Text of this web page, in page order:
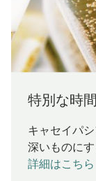
特別な時間
キャセイパ
深いものに
詳細はこちら